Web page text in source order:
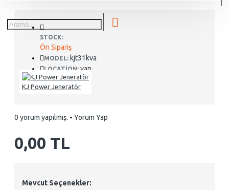
STOCK:
Ön Sipariş
MODEL: kjt31kva
LOCATION: van
KJ Power Jeneratör
0 yorum yapılmış. - Yorum Yap
0,00 TL
Mevcut Seçenekler: